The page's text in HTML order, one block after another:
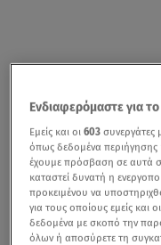
Ενδιαφερόμαστε για
Εμείς και οι603
όπως δεδομένα περιήγησης
έχουμε πρόσβαση σε αυτά
καταστεί δυνατή η
προκειμένου να
για τους οποίους εμείς και
δεδομένα με σκοπό την
όλων ή αποσύρετε τη